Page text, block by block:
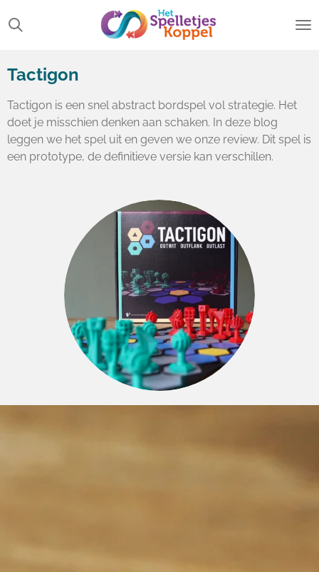
direct
de
hoofdinhoud
Tactigon
Tactigon is een snel abstract bordspel vol strategie. Het
doet je misschien denken aan schaken. In deze blog
leggen we het spel uit en geven we onze review. Dit spel is
een prototype, de definitieve versie kan verschillen.